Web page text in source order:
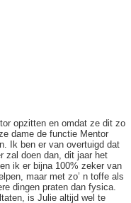
opzitten en omdat ze dit zo
dame de functie Mentor
Ik ben er van overtuigd dat
zal doen dan, dit jaar het
ik er bijna 100% zeker van
maar met zo’ n toffe als
dingen praten dan fysica.
is Julie altijd wel te